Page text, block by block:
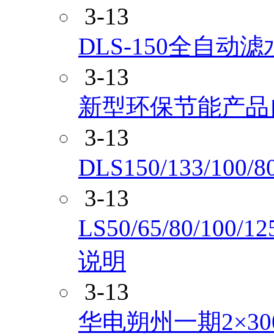
3-13
DLS-150全自动滤
3-13
新型环保节能产
3-13
DLS150/133/100/
3-13
LS50/65/80/100/
说明
3-13
华电朔州一期